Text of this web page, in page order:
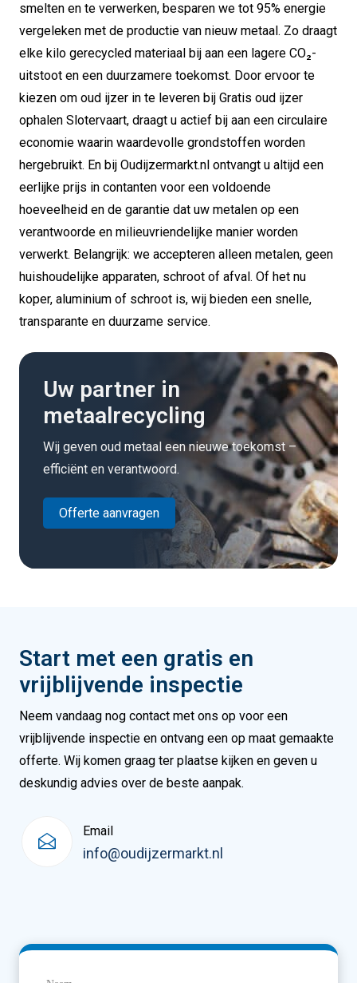
smelten en te verwerken, besparen we tot 95% energie
vergeleken met de productie van nieuw metaal. Zo draagt
elke kilo gerecycled materiaal bij aan een lagere CO₂-
uitstoot en een duurzamere toekomst. Door ervoor te
kiezen om oud ijzer in te leveren bij Gratis oud ijzer
ophalen Slotervaart, draagt u actief bij aan een circulaire
economie waarin waardevolle grondstoffen worden
hergebruikt. En bij Oudijzermarkt.nl ontvangt u altijd een
eerlijke prijs in contanten voor een voldoende
hoeveelheid en de garantie dat uw metalen op een
verantwoorde en milieuvriendelijke manier worden
verwerkt. Belangrijk: we accepteren alleen metalen, geen
huishoudelijke apparaten, schroot of afval. Of het nu
koper, aluminium of schroot is, wij bieden een snelle,
transparante en duurzame service.
Uw partner in
metaalrecycling
Wij geven oud metaal een nieuwe toekomst –
efficiënt en verantwoord.
Offerte aanvragen
Start met een gratis en
vrijblijvende inspectie
Neem vandaag nog contact met ons op voor een
vrijblijvende inspectie en ontvang een op maat gemaakte
offerte. Wij komen graag ter plaatse kijken en geven u
deskundig advies over de beste aanpak.
Email
info@oudijzermarkt.nl
Naam